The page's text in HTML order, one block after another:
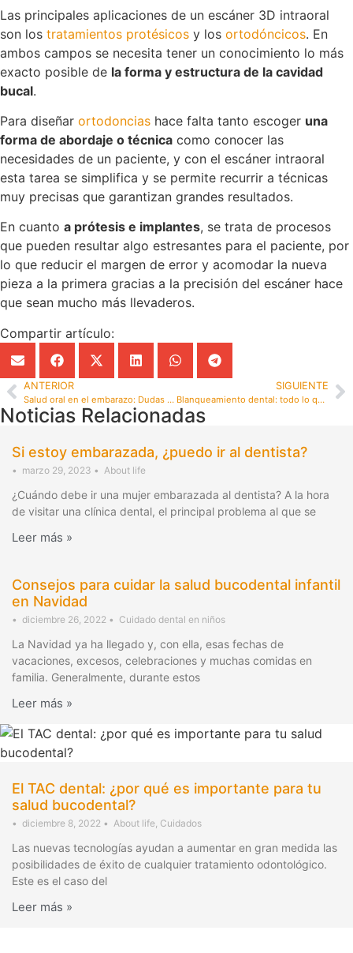
Las principales aplicaciones de un escáner 3D intraoral
son los tratamientos protésicos y los ortodóncicos. En
ambos campos se necesita tener un conocimiento lo más
exacto posible de la forma y estructura de la cavidad
bucal.
Para diseñar ortodoncias hace falta tanto escoger una
forma de abordaje o técnica como conocer las
necesidades de un paciente, y con el escáner intraoral
esta tarea se simplifica y se permite recurrir a técnicas
muy precisas que garantizan grandes resultados.
En cuanto a prótesis e implantes, se trata de procesos
que pueden resultar algo estresantes para el paciente, por
lo que reducir el margen de error y acomodar la nueva
pieza a la primera gracias a la precisión del escáner hace
que sean mucho más llevaderos.
Compartir artículo:
ANTERIOR
Salud oral en el embarazo: Dudas frecuentes, mitos y consejos.
SIGUIENTE
Blanqueamiento dental: todo lo que necesitas saber sobre este tratamiento
Noticias Relacionadas
Si estoy embarazada, ¿puedo ir al dentista?
• marzo 29, 2023 • About life
¿Cuándo debe ir una mujer embarazada al dentista? A la hora
de visitar una clínica dental, el principal problema al que se
Leer más »
Consejos para cuidar la salud bucodental infantil
en Navidad
• diciembre 26, 2022 • Cuidado dental en niños
La Navidad ya ha llegado y, con ella, esas fechas de
vacaciones, excesos, celebraciones y muchas comidas en
familia. Generalmente, durante estos
Leer más »
El TAC dental: ¿por qué es importante para tu
salud bucodental?
• diciembre 8, 2022 • About life Cuidados
Las nuevas tecnologías ayudan a aumentar en gran medida las
posibilidades de éxito de cualquier tratamiento odontológico.
Este es el caso del
Leer más »